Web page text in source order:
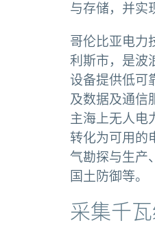
与存储，并实
哥伦比亚电力
利斯市，是波
设备提供低可
及数据及通信
主海上无人电
转化为可用的
气勘探与生产
国土防御等。
采集千